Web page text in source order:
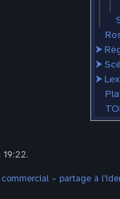
⮞
⮞
⮞
– partage à